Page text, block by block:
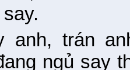
anh, trán
ngủ say